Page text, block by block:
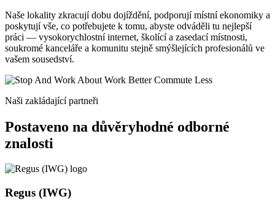
Naše lokality zkracují dobu dojíždění, podporují místní ekonomiky a
poskytují vše, co potřebujete k tomu, abyste odváděli tu nejlepší
práci — vysokorychlostní internet, školící a zasedací místnosti,
soukromé kanceláře a komunitu stejně smýšlejících profesionálů ve
vašem sousedství.
Naši zakládající partneři
Postaveno na důvěryhodné odborné
znalosti
Regus (IWG)